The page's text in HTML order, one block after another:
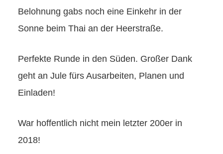
Belohnung gabs noch eine Einkehr in der
Sonne beim Thai an der Heerstraße.
Perfekte Runde in den Süden. Großer Dank
geht an Jule fürs Ausarbeiten, Planen und
Einladen!
War hoffentlich nicht mein letzter 200er in
2018!